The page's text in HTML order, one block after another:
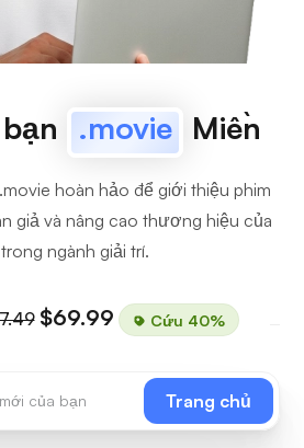
.movie Miền
hoàn hảo để giới thiệu phim
giả và nâng cao thương hiệu của
ngành giải trí.
$69.99 Cứu 40%
Trang chủ